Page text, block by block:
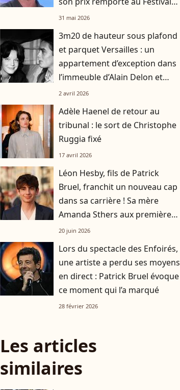
de Cannes
31 mai 2026
3m20 de hauteur sous plafond
et parquet Versailles : un
appartement d’exception dans
l’immeuble d’Alain Delon et
Romy Schneider
2 avril 2026
Adèle Haenel de retour au
tribunal : le sort de Christophe
Ruggia fixé
17 avril 2026
Léon Hesby, fils de Patrick
Bruel, franchit un nouveau cap
dans sa carrière ! Sa mère
Amanda Sthers aux premières
loges
20 juin 2026
Lors du spectacle des Enfoirés,
une artiste a perdu ses moyens
en direct : Patrick Bruel évoque
ce moment qui l’a marqué
28 février 2026
Les articles
similaires